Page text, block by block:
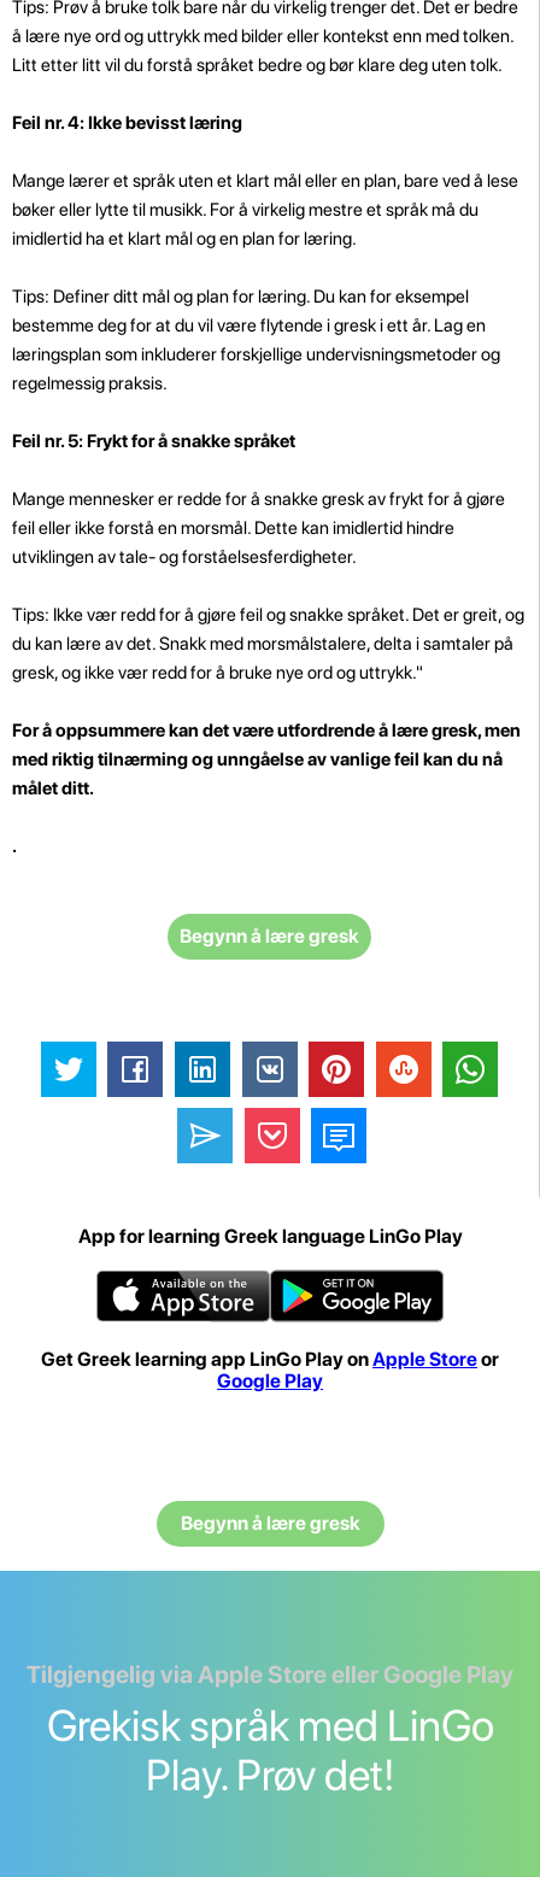
Tips: Prøv å bruke tolk bare når du virkelig trenger det. Det er bedre
å lære nye ord og uttrykk med bilder eller kontekst enn med tolken.
Litt etter litt vil du forstå språket bedre og bør klare deg uten tolk.
Feil nr. 4: Ikke bevisst læring
Mange lærer et språk uten et klart mål eller en plan, bare ved å lese
bøker eller lytte til musikk. For å virkelig mestre et språk må du
imidlertid ha et klart mål og en plan for læring.
Tips: Definer ditt mål og plan for læring. Du kan for eksempel
bestemme deg for at du vil være flytende i gresk i ett år. Lag en
læringsplan som inkluderer forskjellige undervisningsmetoder og
regelmessig praksis.
Feil nr. 5: Frykt for å snakke språket
Mange mennesker er redde for å snakke gresk av frykt for å gjøre
feil eller ikke forstå en morsmål. Dette kan imidlertid hindre
utviklingen av tale- og forståelsesferdigheter.
Tips: Ikke vær redd for å gjøre feil og snakke språket. Det er greit, og
du kan lære av det. Snakk med morsmålstalere, delta i samtaler på
gresk, og ikke vær redd for å bruke nye ord og uttrykk."
For å oppsummere kan det være utfordrende å lære gresk, men
med riktig tilnærming og unngåelse av vanlige feil kan du nå
målet ditt.
.
Begynn å lære gresk
App for learning Greek language LinGo Play
Get Greek learning app LinGo Play onApple Storeor
Google Play
Begynn å lære gresk
Tilgjengelig via Apple Store eller Google Play
Grekisk språk med LinGo
Play. Prøv det!